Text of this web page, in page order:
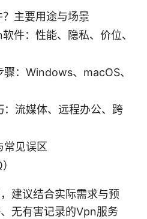
主要用途与场景
件：性能、隐私、价位、
：Windows、macOS、
：流媒体、远程办公、跨
常见误区
建议结合实际需求与预
无有害记录的Vpn服务